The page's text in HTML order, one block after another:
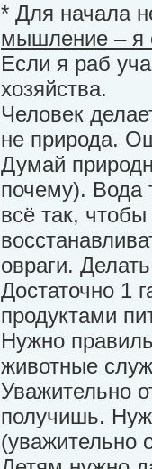
* Для начала
мышление – я
Если я раб
хозяйства.
Человек
не природа.
Думай
почему). Вода
всё так,
овраги.
Достаточно 1
продуктами
Нужно
животные
Уважительно
получишь.
(уважительно